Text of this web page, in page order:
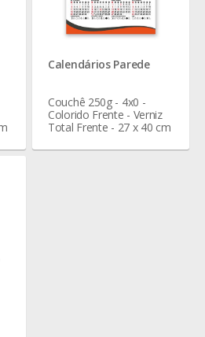
Calendários Parede
Couchê 250g - 4x0 -
Colorido Frente - Verniz
Total Frente - 27 x 40 cm